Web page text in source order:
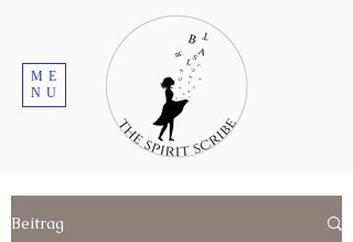
ME
NU
Beitrag